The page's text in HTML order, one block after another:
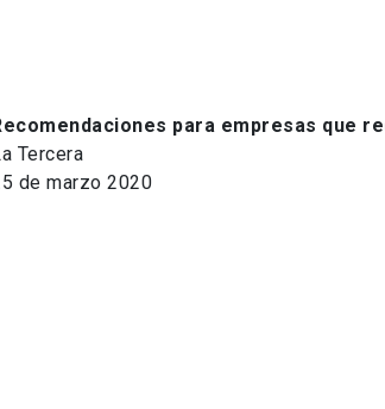
para empresas que
Tercera
de marzo 2020